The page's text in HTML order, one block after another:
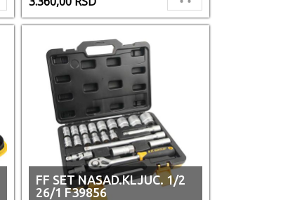
FF SET NASAD.KLJUC. 1/2
26/1 F39856